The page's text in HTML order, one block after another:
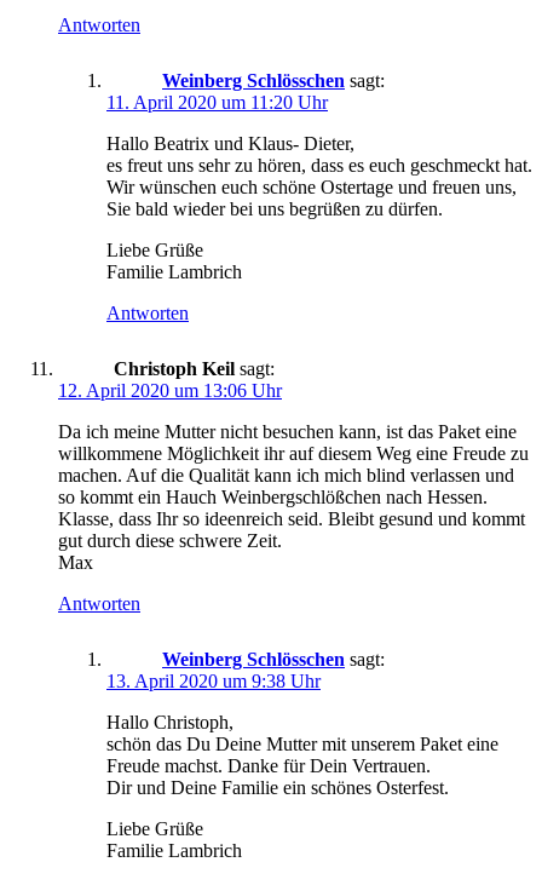
Antworten
Weinberg Schlösschen sagt:
11. April 2020 um 11:20 Uhr
Hallo Beatrix und Klaus- Dieter,
es freut uns sehr zu hören, dass es euch geschmeckt hat.
Wir wünschen euch schöne Ostertage und freuen uns,
Sie bald wieder bei uns begrüßen zu dürfen.
Liebe Grüße
Familie Lambrich
Antworten
Christoph Keil sagt:
12. April 2020 um 13:06 Uhr
Da ich meine Mutter nicht besuchen kann, ist das Paket eine
willkommene Möglichkeit ihr auf diesem Weg eine Freude zu
machen. Auf die Qualität kann ich mich blind verlassen und
so kommt ein Hauch Weinbergschlößchen nach Hessen.
Klasse, dass Ihr so ideenreich seid. Bleibt gesund und kommt
gut durch diese schwere Zeit.
Max
Antworten
Weinberg Schlösschen sagt:
13. April 2020 um 9:38 Uhr
Hallo Christoph,
schön das Du Deine Mutter mit unserem Paket eine
Freude machst. Danke für Dein Vertrauen.
Dir und Deine Familie ein schönes Osterfest.
Liebe Grüße
Familie Lambrich